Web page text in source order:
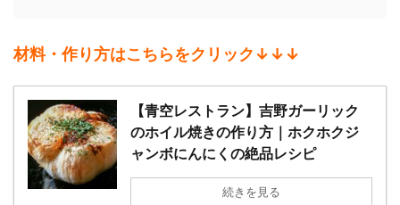
材料・作り方はこちらをクリック↓↓↓
【青空レストラン】吉野ガーリック
のホイル焼きの作り方｜ホクホクジ
ャンボにんにくの絶品レシピ
続きを見る